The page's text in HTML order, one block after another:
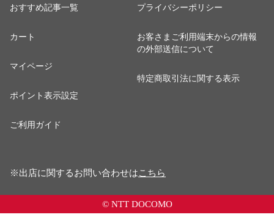
おすすめ記事一覧
カート
マイページ
ポイント表示設定
ご利用ガイド
プライバシーポリシー
お客さまご利用端末からの情報
の外部送信について
特定商取引法に関する表示
※出店に関するお問い合わせはこちら
© NTT DOCOMO